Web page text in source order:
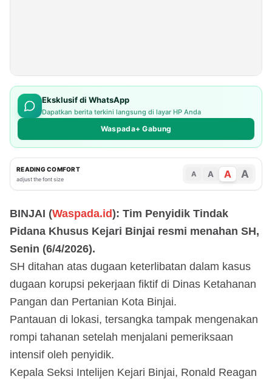
Eksklusif di WhatsApp
Dapatkan berita terkini langsung di layar HP Anda
Waspada+ Gabung
READING COMFORT
adjust the font size
A A A A
BINJAI (Waspada.id): Tim Penyidik Tindak
Pidana Khusus Kejari Binjai resmi menahan SH,
Senin (6/4/2026).
SH ditahan atas dugaan keterlibatan dalam kasus
dugaan korupsi pekerjaan fiktif di Dinas Ketahanan
Pangan dan Pertanian Kota Binjai.
Pantauan di lokasi, tersangka tampak mengenakan
rompi tahanan setelah menjalani pemeriksaan
intensif oleh penyidik.
Kepala Seksi Intelijen Kejari Binjai, Ronald Reagan